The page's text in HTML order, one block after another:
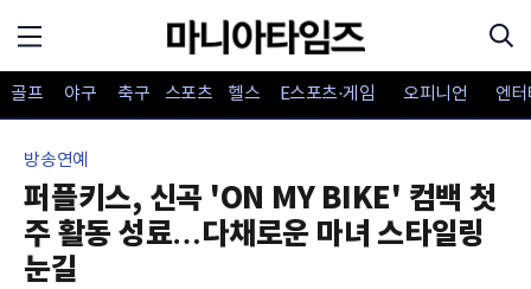
골프 야구 축구 스포츠 헬스 E스포츠·게임 오피니언 엔
방송연예
퍼플키스, 신곡 'ON MY BIKE' 컴백 첫
주 활동 성료…다채로운 마녀 스타일링
눈길